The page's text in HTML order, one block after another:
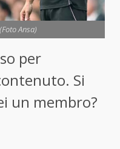
Ansa)
per
Si
un membro?